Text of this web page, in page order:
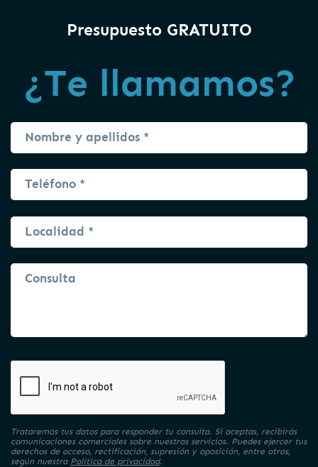
Presupuesto GRATUITO
¿Te llamamos?
Trataremos tus datos para responder tu consulta. Si aceptas, recibirás
comunicaciones comerciales sobre nuestros servicios. Puedes ejercer tus
derechos de acceso, rectificación, supresión y oposición, entre otros,
según nuestra Política de privacidad.